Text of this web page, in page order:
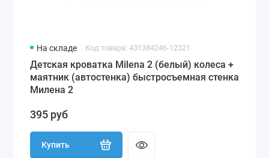
На складе Код товара: 431384246-12321
Детская кроватка Milena 2 (белый) колеса +
маятник (автостенка) быстросъемная стенка
Милена 2
395 руб
Купить